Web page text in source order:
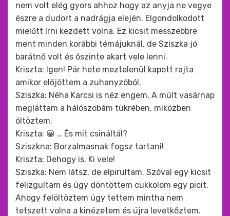
nem volt elég gyors ahhoz hogy az anyja ne vegye
észre a dudort a nadrágja elején. Elgondolkodott
mielőtt írni kezdett volna. Ez kicsit messzebbre
ment minden korábbi témájuknál, de Sziszka jó
barátnő volt és őszinte akart vele lenni.
Kriszta: Igen! Pár hete meztelenül kapott rajta
amikor előjöttem a zuhanyzóból.
Sziszka: Néha Karcsi is néz engem. A múlt vasárnap
megláttam a hálószobám tükrében, miközben
öltöztem.
Kriszta: 😀 … És mit csináltál?
Sziszkna: Borzalmasnak fogsz tartani!
Kriszta: Dehogy is. Ki vele!
Sziszka: Nem látsz, de elpirultam. Szóval egy kicsit
felizgultam és úgy döntöttem cukkolom egy picit.
Ahogy felöltöztem úgy tettem mintha nem
tetszett volna a kinézetem és újra levetkőztem.